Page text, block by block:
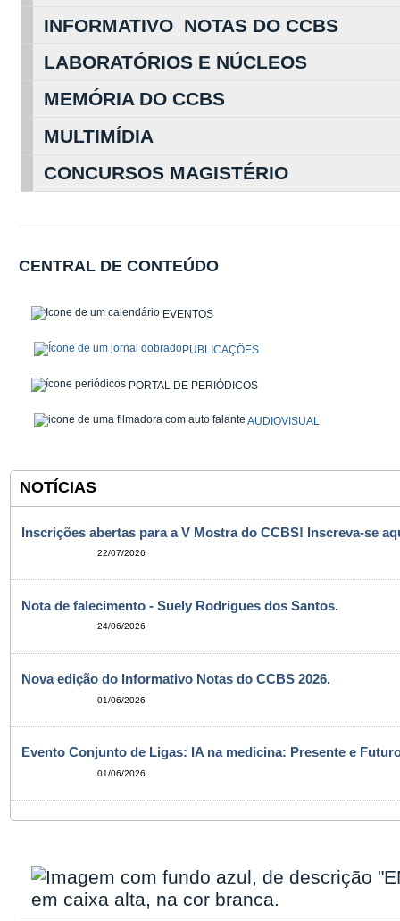
INFORMATIVO NOTAS DO CCBS
LABORATÓRIOS E NÚCLEOS
MEMÓRIA DO CCBS
MULTIMÍDIA
CONCURSOS MAGISTÉRIO
CENTRAL DE CONTEÚDO
EVENTOS
PUBLICAÇÕES
PORTAL DE PERIÓDICOS
AUDIOVISUAL
NOTÍCIAS
Inscrições abertas para a V Mostra do CCBS! Inscreva-se
22/07/2026
Nota de falecimento - Suely Rodrigues dos Santos.
24/06/2026
Nova edição do Informativo Notas do CCBS 2026.
01/06/2026
Evento Conjunto de Ligas: IA na medicina: Presente e
01/06/2026